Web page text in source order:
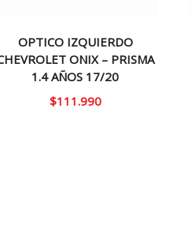
OPTICO IZQUIERDO
ONIX – PRISMA
1.4 AÑOS 17/20
$111.990